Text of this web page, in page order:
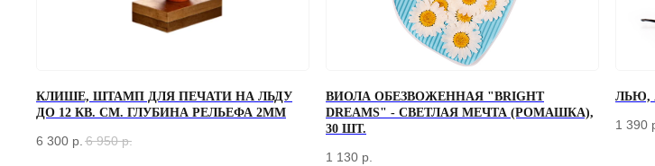
КЛИШЕ, ШТАМП ДЛЯ ПЕЧАТИ НА ЛЬДУ
ДО 12 КВ. СМ. ГЛУБИНА РЕЛЬЕФА 2ММ
6 300 р. 6 950 р.
ВИОЛА ОБЕЗВОЖЕННАЯ "BRIGHT
DREAMS" - СВЕТЛАЯ МЕЧТА (РОМАШКА),
30 ШТ.
1 130 р.
ЛЬЮ,
1 390
Если у вас есть вопросы по ассортименту или нужна консультация —
оставьте свои контакты, мы свяжемся с вами
Отправляя форму, вы